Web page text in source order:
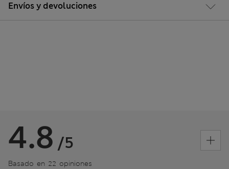
Envíos y devoluciones
4.8 /5
Basado en 22 opiniones